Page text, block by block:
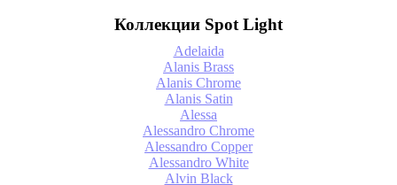
Коллекции Spot Light
Adelaida
Alanis Brass
Alanis Chrome
Alanis Satin
Alessa
Alessandro Chrome
Alessandro Copper
Alessandro White
Alvin Black